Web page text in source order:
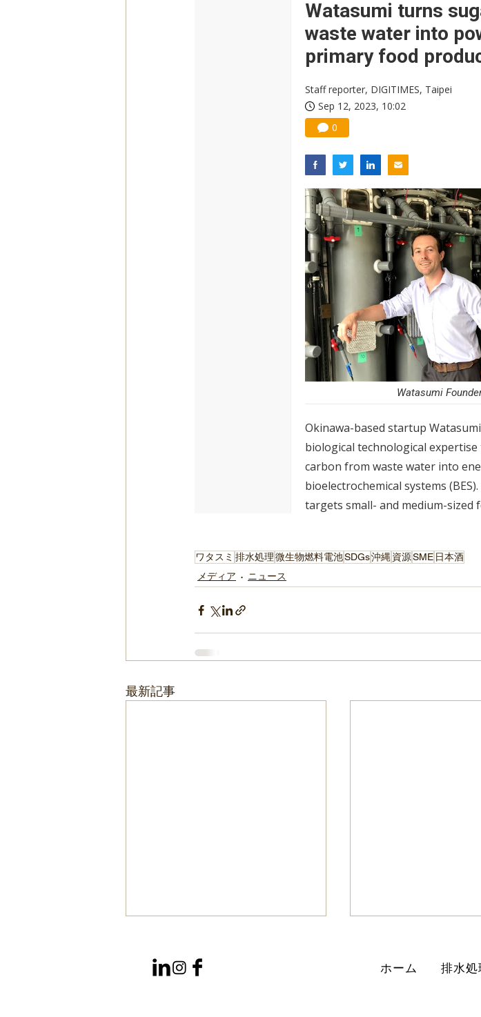
ワタスミ 排水処理微生物燃料電池SDGs沖縄 資源SME 日本酒
メディア
ニュース
最新記事
ホーム 排水処